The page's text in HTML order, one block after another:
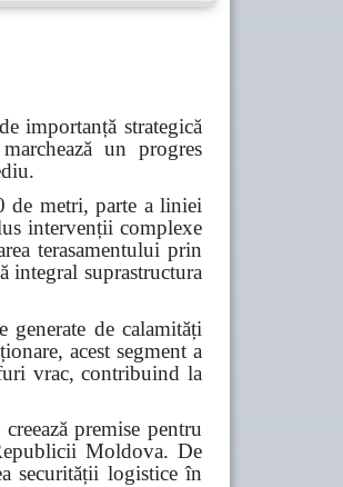
importanță strategică
un progres
de metri, parte a liniei
intervenții complexe
terasamentului prin
integral suprastructura
de calamități
acest segment a
vrac, contribuind la
premise pentru
Moldova. De
securității logistice în